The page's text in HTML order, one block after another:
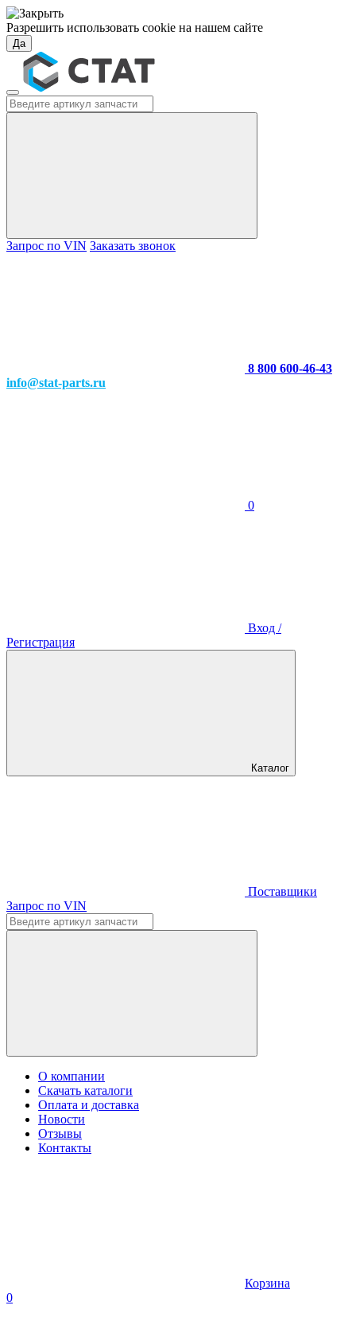
Разрешить использовать cookie на нашем сайте
Да
Запрос по VIN Заказать звонок
8 800 600-46-43
info@stat-parts.ru
0
Вход /
Регистрация
Каталог
Поставщики
Запрос по VIN
О компании
Скачать каталоги
Оплата и доставка
Новости
Отзывы
Контакты
Корзина
0